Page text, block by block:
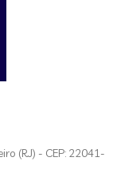
(RJ) - CEP: 22041-